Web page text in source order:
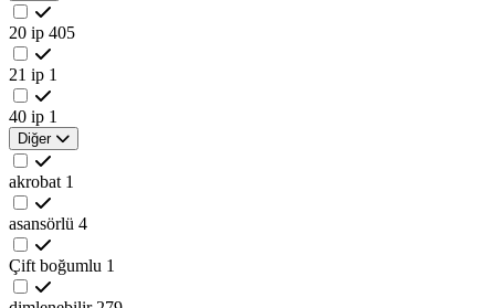
20 ip 405
21 ip 1
40 ip 1
Diğer
akrobat 1
asansörlü 4
Çift boğumlu 1